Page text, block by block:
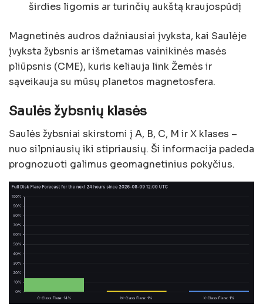
širdies ligomis ar turinčių aukštą kraujospūdį
Magnetinės audros dažniausiai įvyksta, kai Saulėje
įvyksta žybsnis ar išmetamas vainikinės masės
pliūpsnis (CME), kuris keliauja link Žemės ir
sąveikauja su mūsų planetos magnetosfera.
Saulės žybsnių klasės
Saulės žybsniai skirstomi į A, B, C, M ir X klases –
nuo silpniausių iki stipriausių. Ši informacija padeda
prognozuoti galimus geomagnetinius pokyčius.